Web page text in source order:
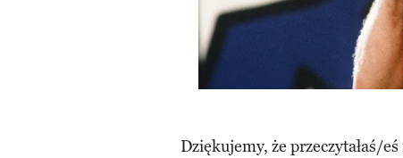
Dziękujemy, że przeczytałaś/